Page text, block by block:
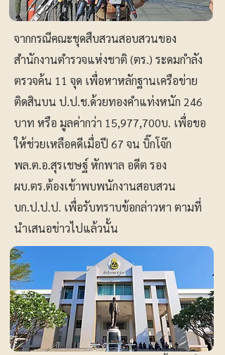
จากกรณีคณะชุดสืบสวนสอบสวนของ
สำนักงานตำรวจแห่งชาติ (ตร.) ระดมกำลัง
ตรวจค้น 11 จุด เพื่อหาหลักฐานเครือข่าย
ติดสินบน ป.ป.ช.ด้วยทองคำแท่งหนัก 246
บาท หรือ มูลค่ากว่า 15,977,700บ. เพื่อขอ
ให้ช่วยเหลือคดีเมื่อปี 67 จน บิ๊กโจ๊ก
พล.ต.อ.สุรเชษฐ์ หักพาล อดีต รอง
ผบ.ตร.ต้องเข้าพบพนักงานสอบสวน
บก.ป.ป.ป. เพื่อรับทราบข้อกล่าวหา ตามที่
นำเสนอข่าวไปแล้วนั้น